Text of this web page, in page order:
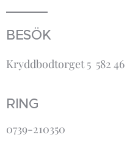
BESÖK
Kryddbodtorget 5 582
RING
0739-210350